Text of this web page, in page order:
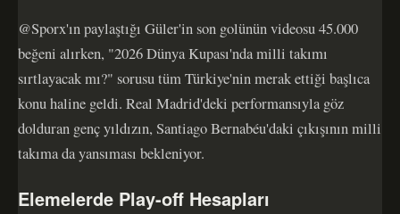
@Sporx'ın paylaştığı Güler'in son golünün videosu 45.000
beğeni alırken, "2026 Dünya Kupası'nda milli takımı
sırtlayacak mı?" sorusu tüm Türkiye'nin merak ettiği başlıca
konu haline geldi. Real Madrid'deki performansıyla göz
dolduran genç yıldızın, Santiago Bernabéu'daki çıkışının milli
takıma da yansıması bekleniyor.
Elemelerde Play-off Hesapları